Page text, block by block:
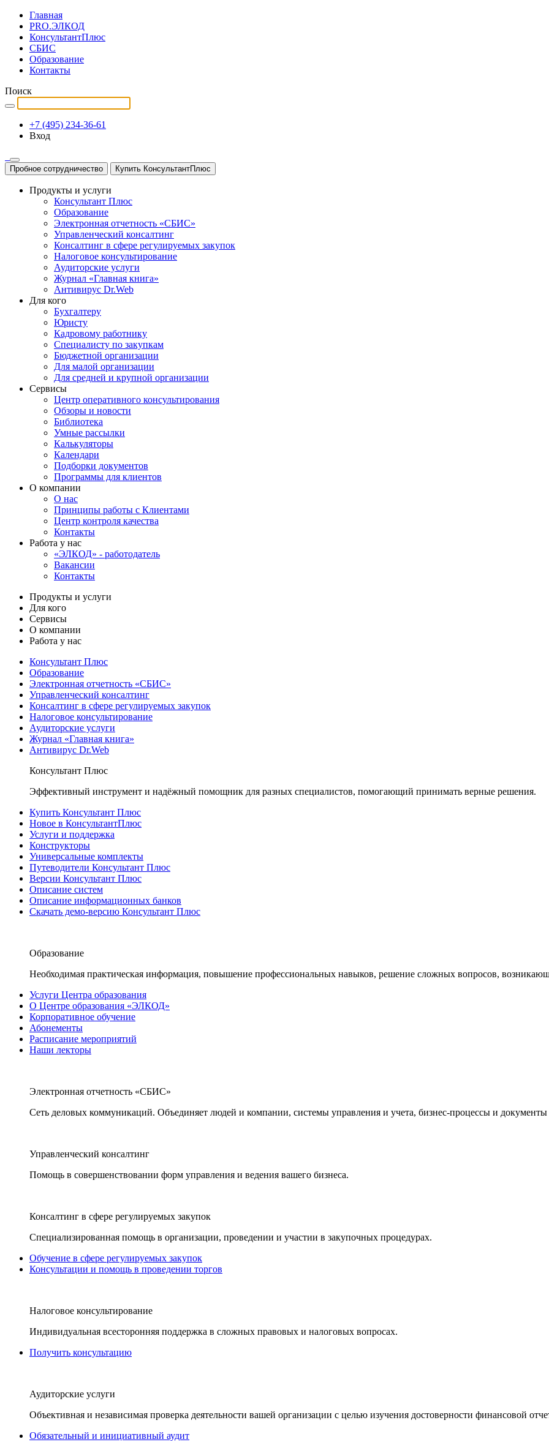
Главная
PRO.ЭЛКОД
КонсультантПлюс
СБИС
Образование
Контакты
Поиск
+7 (495) 234-36-61
Вход
Пробное сотрудничество Купить КонсультантПлюс
Продукты и услуги
Консультант Плюс
Образование
Электронная отчетность «СБИС»
Управленческий консалтинг
Консалтинг в сфере регулируемых закупок
Налоговое консультирование
Аудиторские услуги
Журнал «Главная книга»
Антивирус Dr.Web
Для кого
Бухгалтеру
Юристу
Кадровому работнику
Специалисту по закупкам
Бюджетной организации
Для малой организации
Для средней и крупной организации
Сервисы
Центр оперативного консультирования
Обзоры и новости
Библиотека
Умные рассылки
Калькуляторы
Календари
Подборки документов
Программы для клиентов
О компании
О нас
Принципы работы с Клиентами
Центр контроля качества
Контакты
Работа у нас
«ЭЛКОД» - работодатель
Вакансии
Контакты
Продукты и услуги
Для кого
Сервисы
О компании
Работа у нас
Консультант Плюс
Образование
Электронная отчетность «СБИС»
Управленческий консалтинг
Консалтинг в сфере регулируемых закупок
Налоговое консультирование
Аудиторские услуги
Журнал «Главная книга»
Антивирус Dr.Web
Консультант Плюс
Эффективный инструмент и надёжный помощник для разных специалистов, помогающий принимать верные решения.
Купить Консультант Плюс
Новое в КонсультантПлюс
Услуги и поддержка
Конструкторы
Универсальные комплекты
Путеводители Консультант Плюс
Версии Консультант Плюс
Описание систем
Описание информационных банков
Скачать демо-версию Консультант Плюс
Образование
Необходимая практическая информация, повышение профессиональных навыков, решение сложных вопросов,
Услуги Центра образования
О Центре образования «ЭЛКОД»
Корпоративное обучение
Абонементы
Расписание мероприятий
Наши лекторы
Электронная отчетность «СБИС»
Сеть деловых коммуникаций. Объединяет людей и компании, системы управления и учета, бизнес-процессы и документы
Управленческий консалтинг
Помощь в совершенствовании форм управления и ведения вашего бизнеса.
Консалтинг в сфере регулируемых закупок
Специализированная помощь в организации, проведении и участии в закупочных процедурах.
Обучение в сфере регулируемых закупок
Консультации и помощь в проведении торгов
Налоговое консультирование
Индивидуальная всесторонняя поддержка в сложных правовых и налоговых вопросах.
Получить консультацию
Аудиторские услуги
Объективная и независимая проверка деятельности вашей организации с целью изучения достоверности финансовой
Обязательный и инициативный аудит